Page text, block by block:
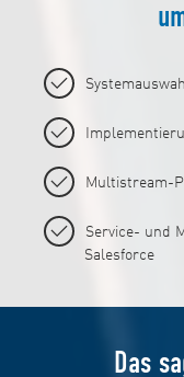
Multistream-
Service- und
Salesforce
Das